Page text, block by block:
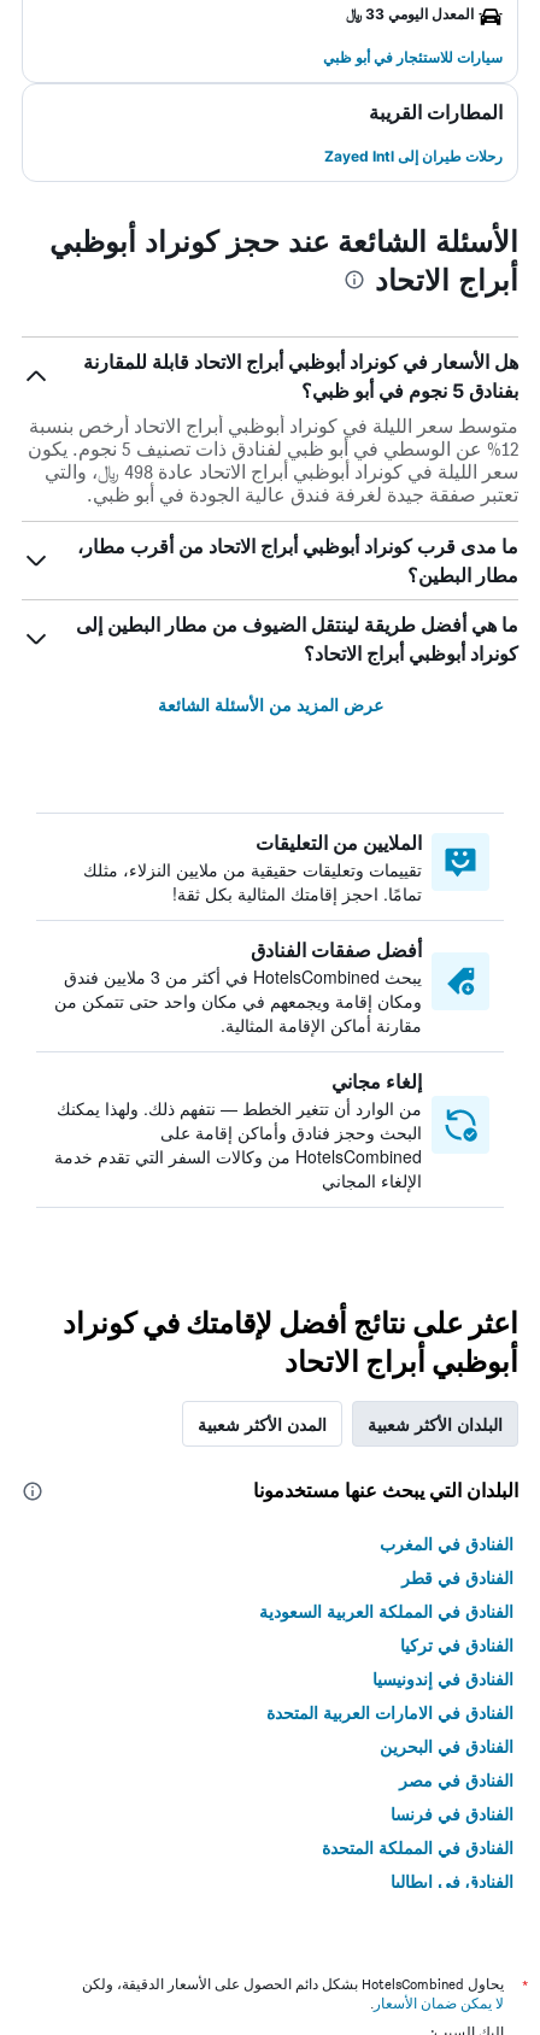
المعدل اليومي 33 ﷼
سيارات للاستئجار في أبو ظبي
المطارات القريبة
رحلات طيران إلى Zayed Intl
الأسئلة الشائعة عند حجز كونراد أبوظبي
أبراج الاتحاد
هل الأسعار في كونراد أبوظبي أبراج الاتحاد قابلة للمقارنة
بفنادق 5 نجوم في أبو ظبي؟
متوسط سعر الليلة في كونراد أبوظبي أبراج الاتحاد أرخص بنسبة
12% عن الوسطي في أبو ظبي لفنادق ذات تصنيف 5 نجوم. يكون
سعر الليلة في كونراد أبوظبي أبراج الاتحاد عادة 498 ﷼، والتي
تعتبر صفقة جيدة لغرفة فندق عالية الجودة في أبو ظبي.
ما مدى قرب كونراد أبوظبي أبراج الاتحاد من أقرب مطار،
مطار البطين؟
ما هي أفضل طريقة لينتقل الضيوف من مطار البطين إلى
كونراد أبوظبي أبراج الاتحاد؟
عرض المزيد من الأسئلة الشائعة
الملايين من التعليقات
تقييمات وتعليقات حقيقية من ملايين النزلاء، مثلك
تمامًا. احجز إقامتك المثالية بكل ثقة!
أفضل صفقات الفنادق
يبحث HotelsCombined في أكثر من 3 ملايين فندق
ومكان إقامة ويجمعهم في مكان واحد حتى تتمكن من
مقارنة أماكن الإقامة المثالية.
إلغاء مجاني
من الوارد أن تتغير الخطط — نتفهم ذلك. ولهذا يمكنك
البحث وحجز فنادق وأماكن إقامة على
HotelsCombined من وكالات السفر التي تقدم خدمة
الإلغاء المجاني
اعثر على نتائج أفضل لإقامتك في كونراد
أبوظبي أبراج الاتحاد
البلدان الأكثر شعبية المدن الأكثر شعبية
البلدان التي يبحث عنها مستخدمونا
الفنادق في المغرب
الفنادق في قطر
الفنادق في المملكة العربية السعودية
الفنادق في تركيا
الفنادق في إندونيسيا
الفنادق في الامارات العربية المتحدة
الفنادق في البحرين
الفنادق في مصر
الفنادق في فرنسا
الفنادق في المملكة المتحدة
الفنادق في إيطاليا
*
يحاول HotelsCombined بشكل دائم الحصول على الأسعار الدقيقة، ولكن
لا يمكن ضمان الأسعار .